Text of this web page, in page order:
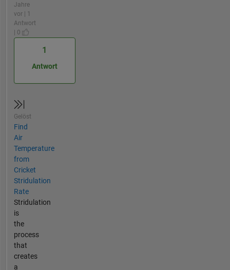
Jahre
vor | 1
Antwort
| 0
1
Antwort
Gelöst
Find
Air
Temperature
from
Cricket
Stridulation
Rate
Stridulation
is
the
process
that
creates
a